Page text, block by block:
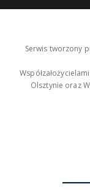
Serwis tworzony
Olsztynie oraz